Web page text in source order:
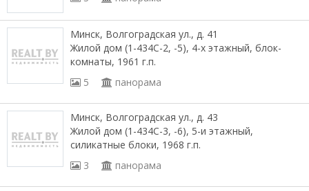
Минск, Волгоградская ул., д. 41
Жилой дом (1-434С-2, -5), 4-х этажный, блок-
комнаты, 1961 г.п.
5
панорама
Минск, Волгоградская ул., д. 43
Жилой дом (1-434С-3, -6), 5-и этажный,
силикатные блоки, 1968 г.п.
3
панорама